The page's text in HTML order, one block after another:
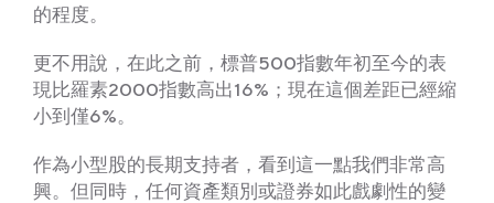
的程度。
更不用說，在此之前，標普500指數年初至今的表
現比羅素2000指數高出16%；現在這個差距已經縮
小到僅6%。
作為小型股的長期支持者，看到這一點我們非常高
興。但同時，任何資產類別或證券如此戲劇性的變